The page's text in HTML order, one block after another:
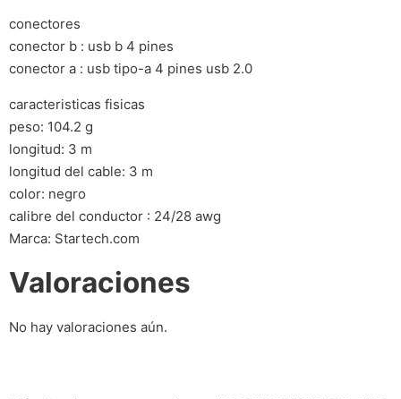
conectores
conector b : usb b 4 pines
conector a : usb tipo-a 4 pines usb 2.0
caracteristicas fisicas
peso: 104.2 g
longitud: 3 m
longitud del cable: 3 m
color: negro
calibre del conductor : 24/28 awg
Marca: Startech.com
Valoraciones
No hay valoraciones aún.